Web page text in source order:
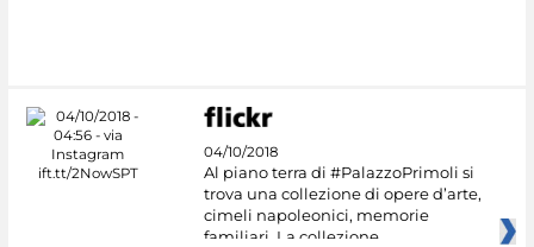
04/10/2018
Al piano terra di #PalazzoPrimoli si
trova una collezione di opere d’arte,
cimeli napoleonici, memorie
familiari. La collezione